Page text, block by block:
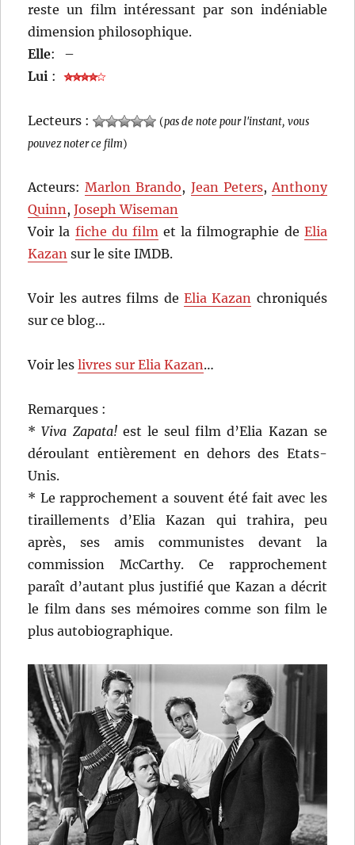
reste un film intéressant par son indéniable
dimension philosophique.
Elle:
–
Lui :
Lecteurs : (pas de note pour l'instant, vous
pouvez noter ce film)
Acteurs:Marlon Brando, Jean Peters, Anthony
Quinn ,Joseph Wiseman
Voir la fiche du film et la filmographie de Elia
Kazan sur le site IMDB.
Voir les autres films deElia Kazan chroniqués
sur ce blog…
Voir leslivres sur Elia Kazan…
Remarques :
*Viva Zapata!est le seul film d’Elia Kazan se
déroulant entièrement en dehors des Etats-
Unis.
* Le rapprochement a souvent été fait avec les
tiraillements d’Elia Kazan qui trahira, peu
après, ses amis communistes devant la
commission McCarthy. Ce rapprochement
paraît d’autant plus justifié que Kazan a décrit
le film dans ses mémoires comme son film le
plus autobiographique.